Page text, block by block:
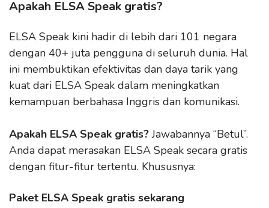
Apakah ELSA Speak gratis?
ELSA Speak kini hadir di lebih dari 101 negara
dengan 40+ juta pengguna di seluruh dunia. Hal
ini membuktikan efektivitas dan daya tarik yang
kuat dari ELSA Speak dalam meningkatkan
kemampuan berbahasa Inggris dan komunikasi.
Apakah ELSA Speak gratis?Jawabannya “Betul”.
Anda dapat merasakan ELSA Speak secara gratis
dengan fitur-fitur tertentu. Khususnya:
Paket ELSA Speak gratis sekarang